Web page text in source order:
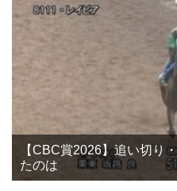
【CBC賞2026】追い切り
たのは